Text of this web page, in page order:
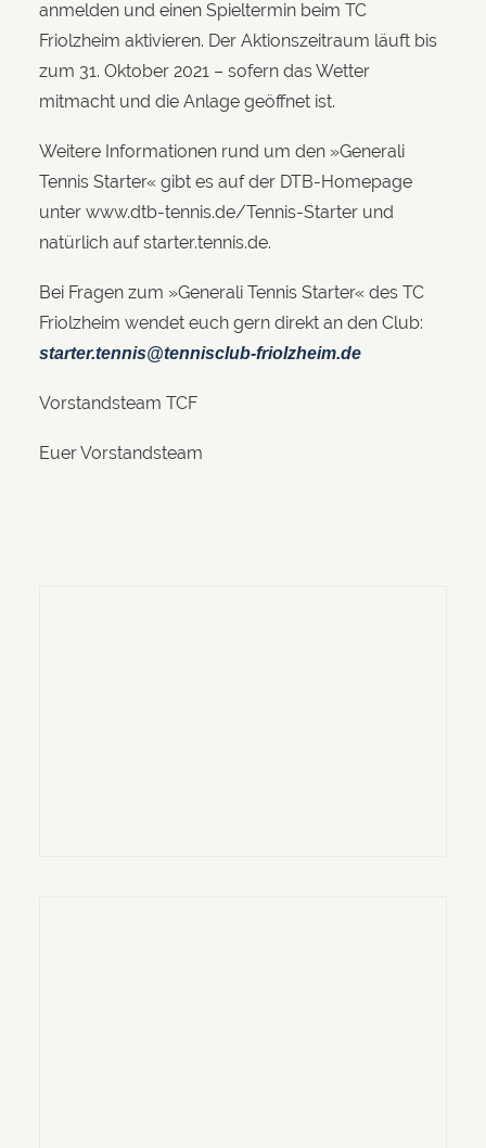
anmelden und einen Spieltermin beim TC
Friolzheim aktivieren. Der Aktionszeitraum läuft bis
zum 31. Oktober 2021 – sofern das Wetter
mitmacht und die Anlage geöffnet ist.
Weitere Informationen rund um den »Generali
Tennis Starter« gibt es auf der DTB-Homepage
unter www.dtb-tennis.de/Tennis-Starter und
natürlich auf starter.tennis.de.
Bei Fragen zum »Generali Tennis Starter« des TC
Friolzheim wendet euch gern direkt an den Club:
starter.tennis@tennisclub-friolzheim.de
Vorstandsteam TCF
Euer Vorstandsteam